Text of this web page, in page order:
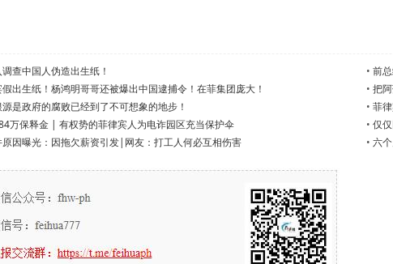
查中国人伪造出生纸！ •前
出生纸！杨鸿明哥哥还被爆出中国逮捕令！在菲集团庞大！ •把
是政府的腐败已经到了不可想象的地步！ •菲
万保释金 | 有权势的菲律宾人为电诈园区充当保护伞 •仅
因曝光：因拖欠薪资引发|网友：打工人何必互相伤害 •六